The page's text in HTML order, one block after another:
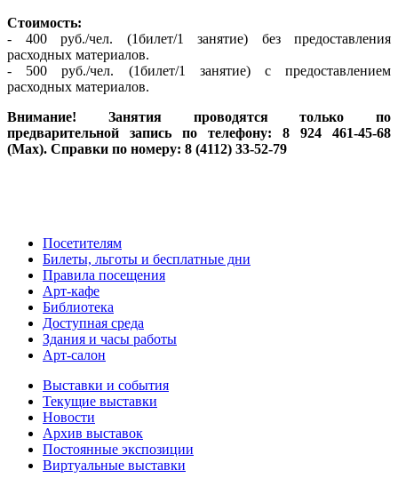
Стоимость:
- 400 руб./чел. (1билет/1 занятие) без предоставления
расходных материалов.
- 500 руб./чел. (1билет/1 занятие) с предоставлением
расходных материалов.
Внимание! Занятия проводятся только по
предварительной запись по телефону: 8 924 461-45-68
(Мах). Справки по номеру: 8 (4112) 33-52-79
Посетителям
Билеты, льготы и бесплатные дни
Правила посещения
Арт-кафе
Библиотека
Доступная среда
Здания и часы работы
Арт-салон
Выставки и события
Текущие выставки
Новости
Архив выставок
Постоянные экспозиции
Виртуальные выставки